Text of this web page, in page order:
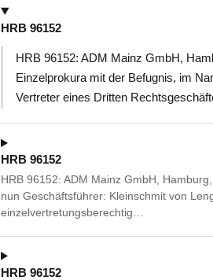
HRB 96152
HRB 96152: ADM Mainz GmbH,
Einzelprokura mit der Befugnis, im
Vertreter eines Dritten
HRB 96152
HRB 96152: ADM Mainz GmbH,
nun Geschäftsführer: Kleinschmit von
einzelvertretungsberechtig…
HRB 96152